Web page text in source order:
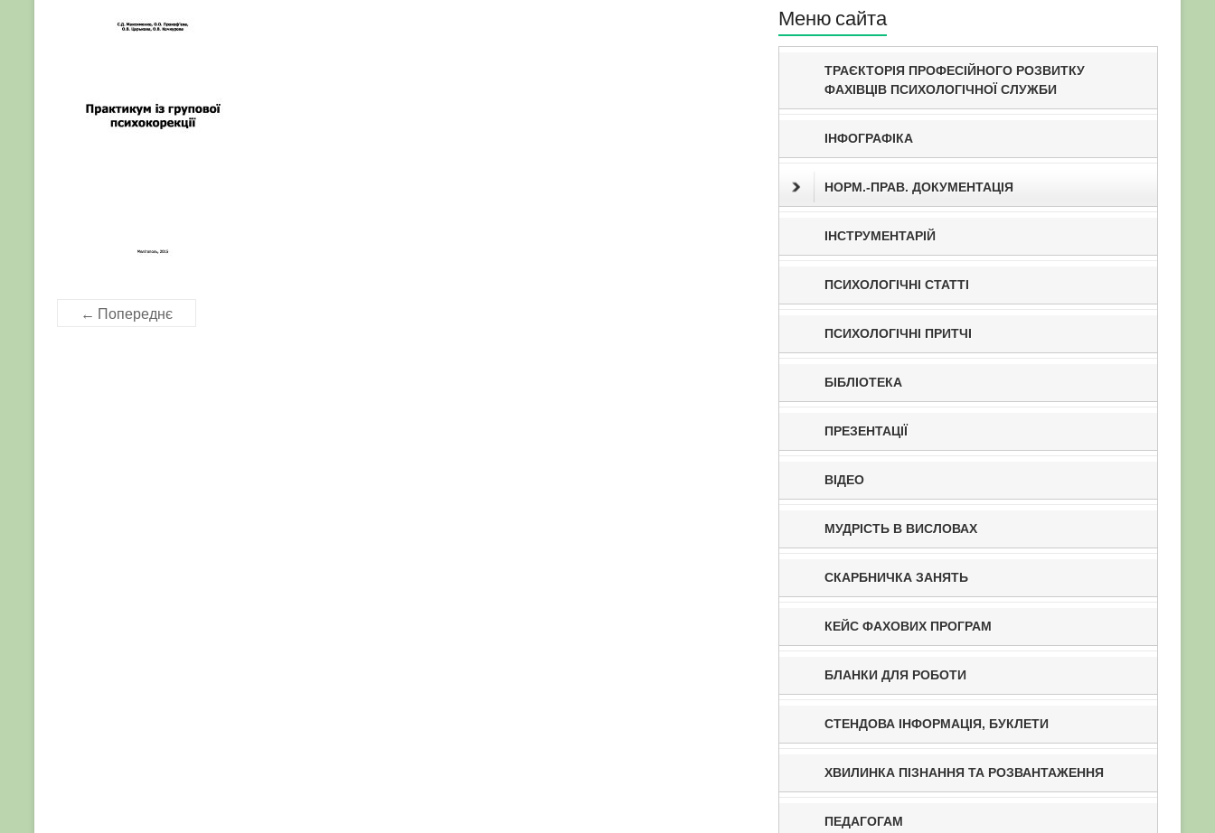
← Попереднє
Меню сайта
ТРАЄКТОРІЯ ПРОФЕСІЙНОГО РОЗВИТКУ
ФАХІВЦІВ ПСИХОЛОГІЧНОЇ СЛУЖБИ
ІНФОГРАФІКА
НОРМ.-ПРАВ. ДОКУМЕНТАЦІЯ
ІНСТРУМЕНТАРІЙ
ПСИХОЛОГІЧНІ СТАТТІ
ПСИХОЛОГІЧНІ ПРИТЧІ
БІБЛІОТЕКА
ПРЕЗЕНТАЦІЇ
ВІДЕО
МУДРІСТЬ В ВИСЛОВАХ
СКАРБНИЧКА ЗАНЯТЬ
КЕЙС ФАХОВИХ ПРОГРАМ
БЛАНКИ ДЛЯ РОБОТИ
СТЕНДОВА ІНФОРМАЦІЯ, БУКЛЕТИ
ХВИЛИНКА ПІЗНАННЯ ТА РОЗВАНТАЖЕННЯ
ПЕДАГОГАМ